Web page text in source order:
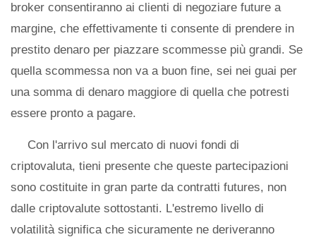
broker consentiranno ai clienti di negoziare future a
margine, che effettivamente ti consente di prendere in
prestito denaro per piazzare scommesse più grandi. Se
quella scommessa non va a buon fine, sei nei guai per
una somma di denaro maggiore di quella che potresti
essere pronto a pagare.
Con l'arrivo sul mercato di nuovi fondi di
criptovaluta, tieni presente che queste partecipazioni
sono costituite in gran parte da contratti futures, non
dalle criptovalute sottostanti. L'estremo livello di
volatilità significa che sicuramente ne deriveranno